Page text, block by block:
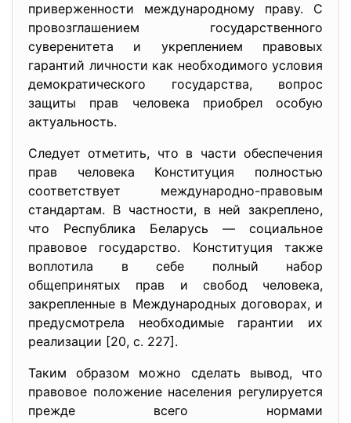
приверженности международному праву. С
провозглашением государственного
суверенитета и укреплением правовых
гарантий личности как необходимого условия
демократического государства, вопрос
защиты прав человека приобрел особую
актуальность.
Следует отметить, что в части обеспечения
прав человека Конституция полностью
соответствует международно-правовым
стандартам. В частности, в ней закреплено,
что Республика Беларусь — социальное
правовое государство. Конституция также
воплотила в себе полный набор
общепринятых прав и свобод человека,
закрепленные в Международных договорах, и
предусмотрела необходимые гарантии их
реализации [20, с. 227].
Таким образом можно сделать вывод, что
правовое положение населения регулируется
прежде всего нормами